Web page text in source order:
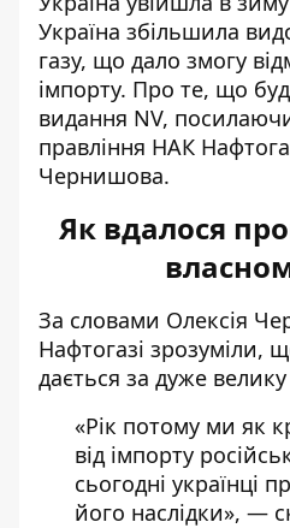
Україна збільшила
газу, що дало змогу
імпорту. Про те, що
видання NV,
правління НАК
Чернишова.
Як вдалося
За словами Олексія
Нафтогазі зрозуміли,
дається за дуже велику
«Рік потому ми як
від імпорту
сьогодні українці
його наслідки», —